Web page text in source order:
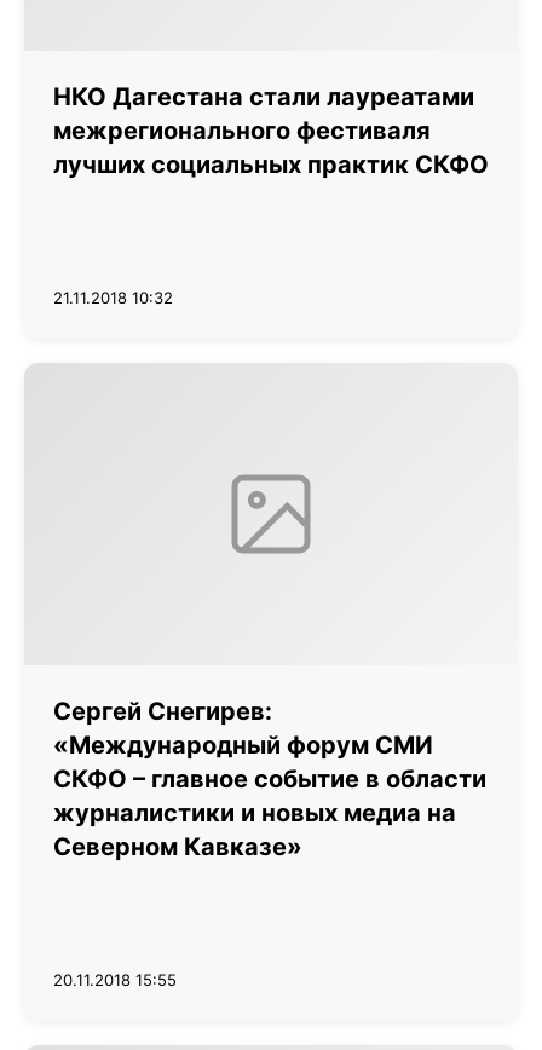
НКО Дагестана стали лауреатами
межрегионального фестиваля
лучших социальных практик СКФО
21.11.2018 10:32
Сергей Снегирев:
«Международный форум СМИ
СКФО – главное событие в области
журналистики и новых медиа на
Северном Кавказе»
20.11.2018 15:55